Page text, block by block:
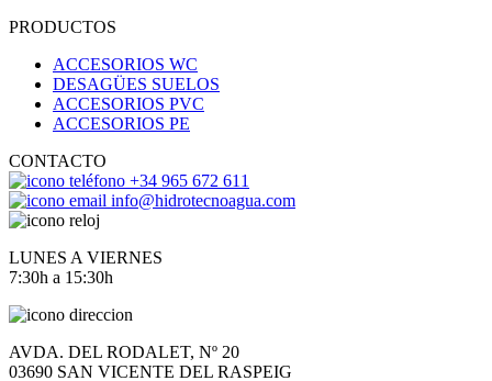
PRODUCTOS
ACCESORIOS WC
DESAGÜES SUELOS
ACCESORIOS PVC
ACCESORIOS PE
CONTACTO
+34 965 672 611
info@hidrotecnoagua.com
LUNES A VIERNES
7:30h a 15:30h
AVDA. DEL RODALET, Nº 20
03690 SAN VICENTE DEL RASPEIG